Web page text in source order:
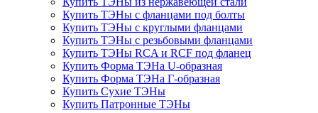
Купить ТЭНы с фланцами под болты
Купить ТЭНы с круглыми фланцами
Купить ТЭНы с резьбовыми фланцами
Купить ТЭНы RCA и RCF под фланец
Купить Форма ТЭНа U-образная
Купить Форма ТЭНа Г-образная
Купить Сухие ТЭНы
Купить Патронные ТЭНы